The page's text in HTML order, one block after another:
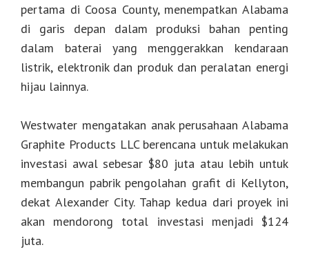
pertama di Coosa County, menempatkan Alabama
di garis depan dalam produksi bahan penting
dalam baterai yang menggerakkan kendaraan
listrik, elektronik dan produk dan peralatan energi
hijau lainnya.
Westwater mengatakan anak perusahaan Alabama
Graphite Products LLC berencana untuk melakukan
investasi awal sebesar $80 juta atau lebih untuk
membangun pabrik pengolahan grafit di Kellyton,
dekat Alexander City. Tahap kedua dari proyek ini
akan mendorong total investasi menjadi $124
juta.